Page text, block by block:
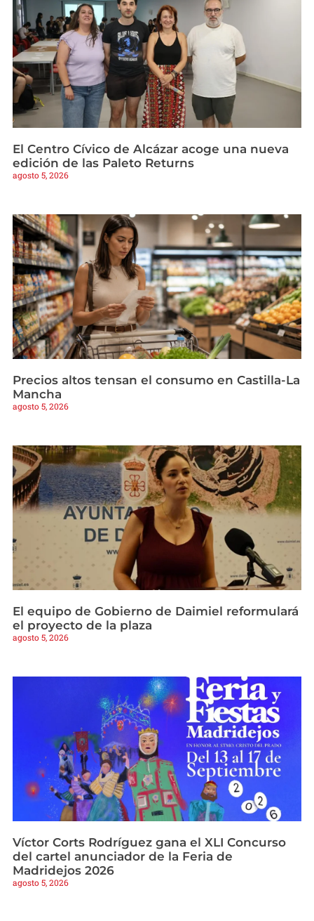
El Centro Cívico de Alcázar acoge una nueva
edición de las Paleto Returns
agosto 5, 2026
Precios altos tensan el consumo en Castilla-La
Mancha
agosto 5, 2026
El equipo de Gobierno de Daimiel reformulará
el proyecto de la plaza
agosto 5, 2026
Víctor Corts Rodríguez gana el XLI Concurso
del cartel anunciador de la Feria de
Madridejos 2026
agosto 5, 2026